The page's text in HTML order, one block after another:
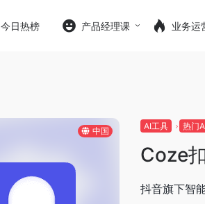
今日热榜 产品经理课 业务运
中国 AI工具 热门
Coze
抖音旗下智